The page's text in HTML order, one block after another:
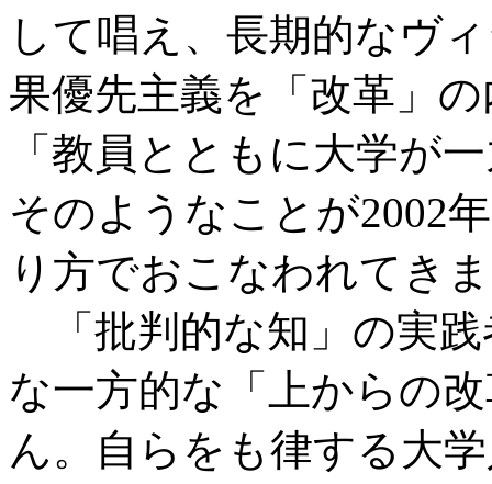
して唱え、長期的なヴ
果優先主義を「改革」
「教員とともに大学が
そのようなことが2002
り方でおこなわれてき
「批判的な知」の実
な一方的な「上からの
ん。自らをも律する大